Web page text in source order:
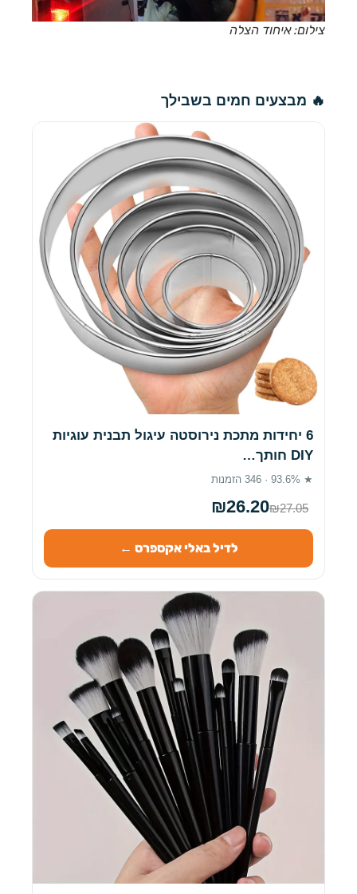
צילום: איחוד הצלה
🔥 מבצעים חמים בשבילך
6 יחידות מתכת נירוסטה עיגול תבנית עוגיות
DIY חותך…
★ 93.6% · 346 הזמנות
₪26.20₪27.05
לדיל באלי אקספרס ←